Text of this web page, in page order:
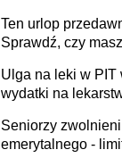
AGD - w celu
dla potrzeb
Ten urlop
Sprawdź, czy
Ulga na leki w PIT
wydatki na
miesiącu
Seniorzy
emerytalnego -